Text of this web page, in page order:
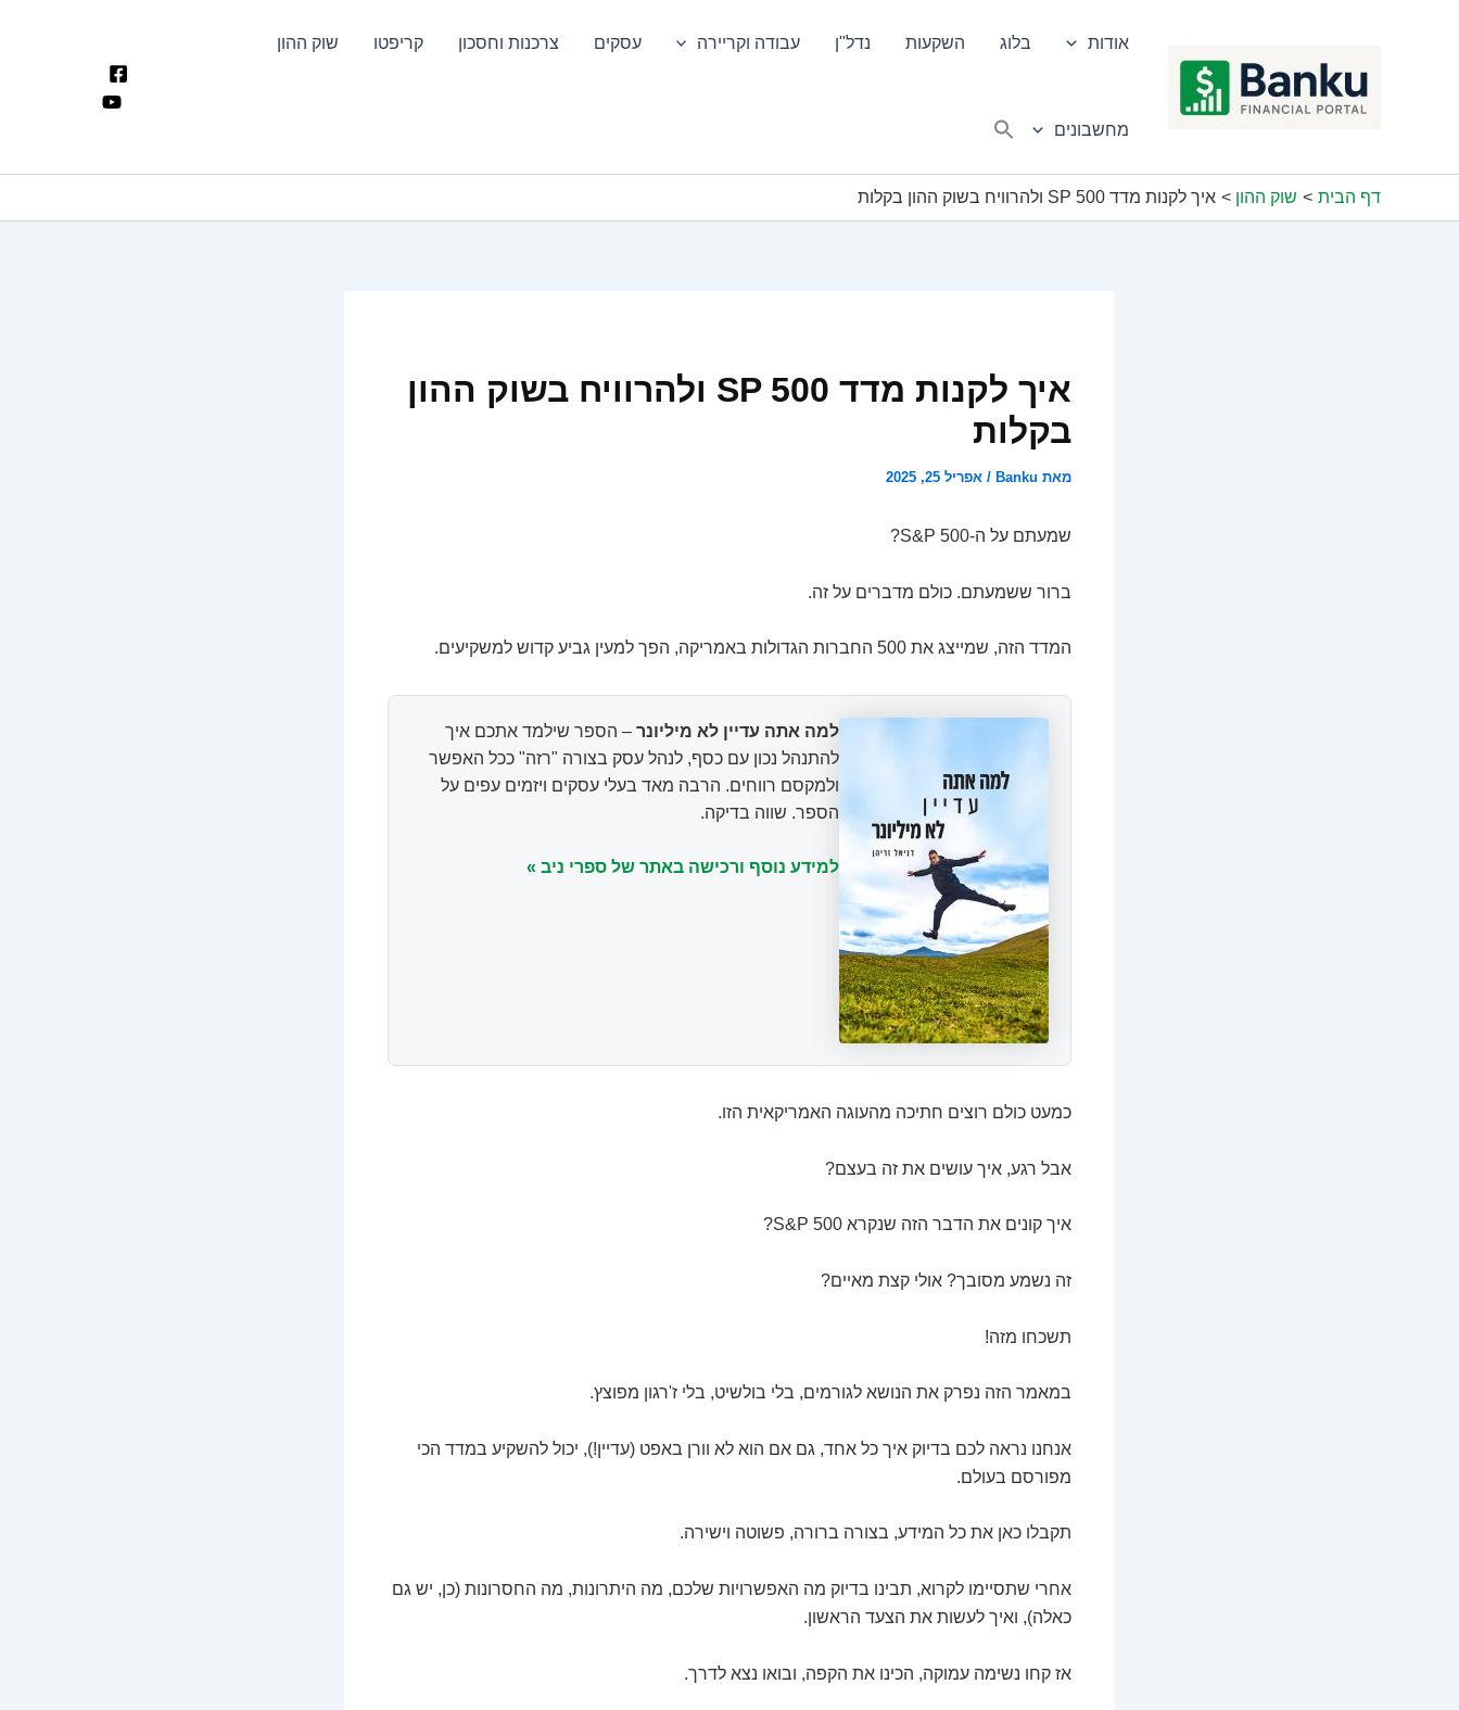
אודות בלוג השקעות נדל"ן עבודה וקריירה עסקים צרכנות וחסכון קריפטו שוק ההון
מחשבונים
דף הבית שוק ההון איך לקנות מדד SP 500 ולהרוויח בשוק ההון בקלות
איך לקנות מדד SP 500 ולהרוויח בשוק ההון
בקלות
מאת Banku
/ אפריל 25, 2025
שמעתם על ה-S&P 500?
ברור ששמעתם. כולם מדברים על זה.
המדד הזה, שמייצג את 500 החברות הגדולות באמריקה, הפך למעין גביע קדוש למשקיעים.
למה אתה עדיין לא מיליונר – הספר שילמד אתכם איך
להתנהל נכון עם כסף, לנהל עסק בצורה "רזה" ככל האפשר
ולמקסם רווחים. הרבה מאד בעלי עסקים ויזמים עפים על
הספר. שווה בדיקה.
למידע נוסף ורכישה באתר של ספרי ניב »
כמעט כולם רוצים חתיכה מהעוגה האמריקאית הזו.
אבל רגע, איך עושים את זה בעצם?
איך קונים את הדבר הזה שנקרא S&P 500?
זה נשמע מסובך? אולי קצת מאיים?
תשכחו מזה!
במאמר הזה נפרק את הנושא לגורמים, בלי בולשיט, בלי ז'רגון מפוצץ.
אנחנו נראה לכם בדיוק איך כל אחד, גם אם הוא לא וורן באפט (עדיין!), יכול להשקיע במדד הכי
מפורסם בעולם.
תקבלו כאן את כל המידע, בצורה ברורה, פשוטה וישירה.
אחרי שתסיימו לקרוא, תבינו בדיוק מה האפשרויות שלכם, מה היתרונות, מה החסרונות (כן, יש גם
כאלה), ואיך לעשות את הצעד הראשון.
אז קחו נשימה עמוקה, הכינו את הקפה, ובואו נצא לדרך.